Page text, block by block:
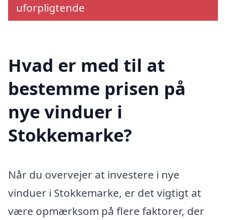
uforpligtende
Hvad er med til at
bestemme prisen på
nye vinduer i
Stokkemarke?
Når du overvejer at investere i nye
vinduer i Stokkemarke, er det vigtigt at
være opmærksom på flere faktorer, der